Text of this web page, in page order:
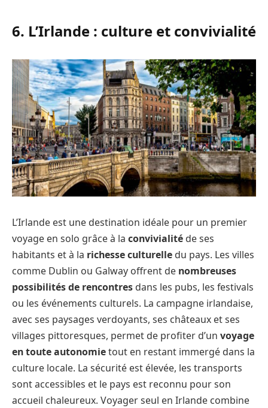
6. L’Irlande : culture et convivialité
L’Irlande est une destination idéale pour un premier
voyage en solo grâce à la convivialité de ses
habitants et à la richesse culturelle du pays. Les villes
comme Dublin ou Galway offrent de nombreuses
possibilités de rencontres dans les pubs, les festivals
ou les événements culturels. La campagne irlandaise,
avec ses paysages verdoyants, ses châteaux et ses
villages pittoresques, permet de profiter d’un voyage
en toute autonomietout en restant immergé dans la
culture locale. La sécurité est élevée, les transports
sont accessibles et le pays est reconnu pour son
accueil chaleureux. Voyager seul en Irlande combine